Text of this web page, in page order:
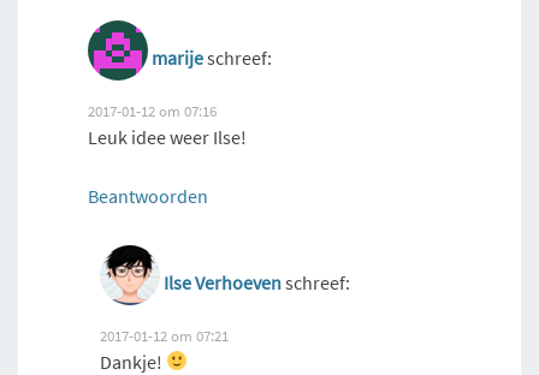
marijeschreef:
2017-01-12 om 07:16
Leuk idee weer Ilse!
Beantwoorden
Ilse Verhoevenschreef:
2017-01-12 om 07:21
Dankje!